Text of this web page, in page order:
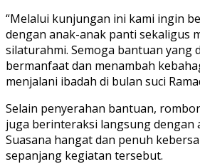
“Melalui kunjungan ini kami ingin
dengan anak-anak panti sekaligus
silaturahmi. Semoga bantuan yang
bermanfaat dan menambah
menjalani ibadah di bulan suci
Selain penyerahan bantuan,
juga berinteraksi langsung dengan
Suasana hangat dan penuh
sepanjang kegiatan tersebut.